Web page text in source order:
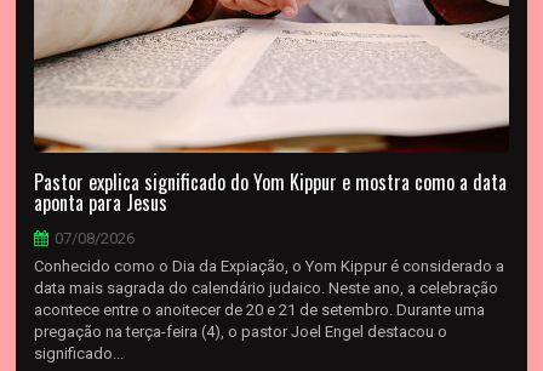
Pastor explica significado do Yom Kippur e mostra como a data
aponta para Jesus
07/08/2026
Conhecido como o Dia da Expiação, o Yom Kippur é considerado a
data mais sagrada do calendário judaico. Neste ano, a celebração
acontece entre o anoitecer de 20 e 21 de setembro. Durante uma
pregação na terça-feira (4), o pastor Joel Engel destacou o
significado...